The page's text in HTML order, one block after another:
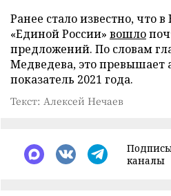
Ранее стало известно, что
«Единой России» вошло
предложений. По словам
Медведева, это превышает
показатель 2021 года.
Текст: Алексей Нечаев
каналы